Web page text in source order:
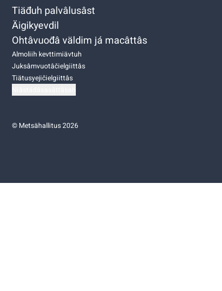
Tiäđuh palvâlusâst
Äigikyevdil
Ohtâvuođâ väldim já macâttâs
Almoliih kevttimiävtuh
Juksâmvuotâčielgiittâs
Tiätusyejičielgiittâs
©Metsähallitus 2026